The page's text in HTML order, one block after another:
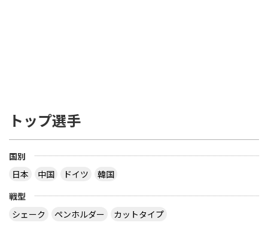
トップ選手
国別
日本
中国 ドイツ
韓国
戦型
シェーク
ペンホルダー カットタイプ